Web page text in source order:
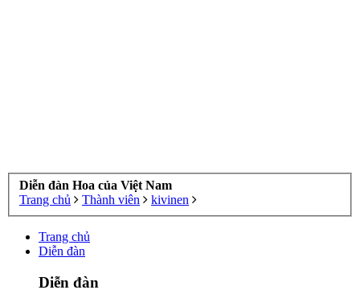
Diễn đàn Hoa của Việt Nam
Trang chủ
Thành viên kivinen
Trang chủ
Diễn đàn
Diễn đàn